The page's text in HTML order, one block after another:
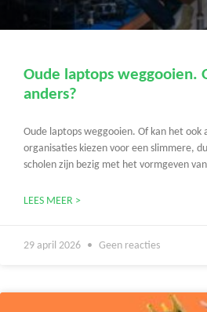
Oude laptops weggooien.
anders?
Oude laptops weggooien. Of kan het ook
organisaties kiezen voor een slimmere,
scholen zijn bezig met het vormgeven
LEES MEER >
29 april 2026 Geen reacties